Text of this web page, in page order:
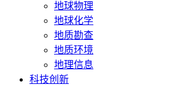
地球物理
地球化学
地质勘查
地质环境
地理信息
科技创新